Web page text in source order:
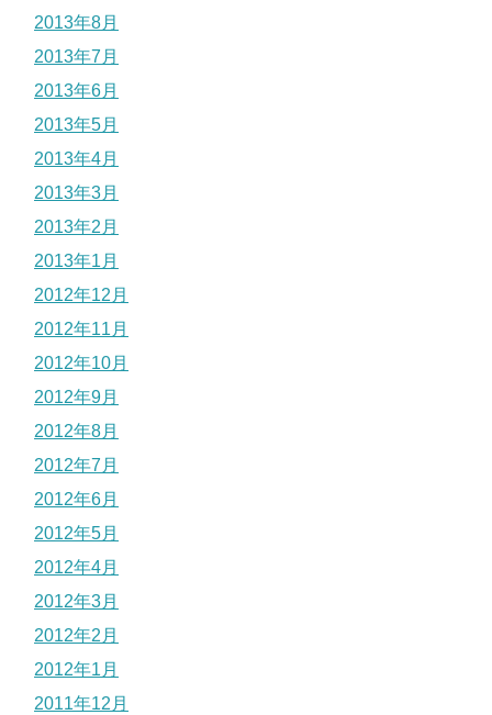
2013年8月
2013年7月
2013年6月
2013年5月
2013年4月
2013年3月
2013年2月
2013年1月
2012年12月
2012年11月
2012年10月
2012年9月
2012年8月
2012年7月
2012年6月
2012年5月
2012年4月
2012年3月
2012年2月
2012年1月
2011年12月